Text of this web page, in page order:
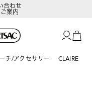
合わせ
案内
チ/アクセサリー CLAIRE